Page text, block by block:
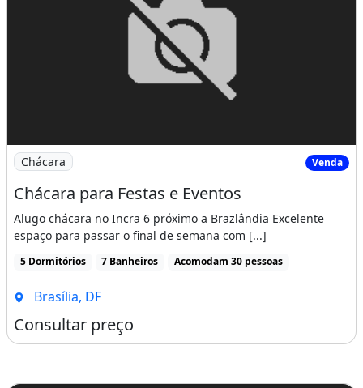
Imagem: Chácara para Festas e Eventos
Chácara Venda
Chácara para Festas e Eventos
Alugo chácara no Incra 6 próximo a Brazlândia Excelente
espaço para passar o final de semana com [...]
5 Dormitórios 7 Banheiros Acomodam 30 pessoas
Brasília, DF
Consultar preço